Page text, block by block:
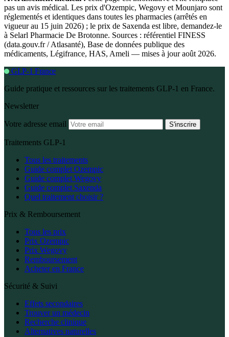
pas un avis médical. Les prix d'Ozempic, Wegovy et Mounjaro sont
réglementés et identiques dans toutes les pharmacies (arrêtés en
vigueur au 15 juin 2026) ; le prix de Saxenda est libre, demandez-le
à Selarl Pharmacie De Brotonne. Sources : référentiel FINESS
(data.gouv.fr / Atlasanté), Base de données publique des
médicaments, Légifrance, HAS, Ameli — mises à jour août 2026.
GLP-1 France
Guide pratique et ressources sur les traitements GLP-1 en France.
Newsletter
Votre adresse email S'inscrire
Traitements GLP-1
Tous les traitements
Guide complet Ozempic
Guide complet Wegovy
Guide complet Saxenda
Quel traitement choisir ?
Prix & Remboursement
Tous les prix
Prix Ozempic
Prix Wegovy
Remboursement
Acheter en France
Sécurité & Suivi
Effets secondaires
Trouver un médecin
Recherche clinique
Alternatives naturelles